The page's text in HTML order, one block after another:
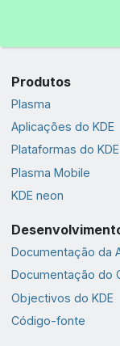
Produtos
Plasma
Aplicações do KDE
Plataformas do KDE
Plasma Mobile
KDE neon
Documentação da
Documentação do
Objectivos do KDE
Código-fonte